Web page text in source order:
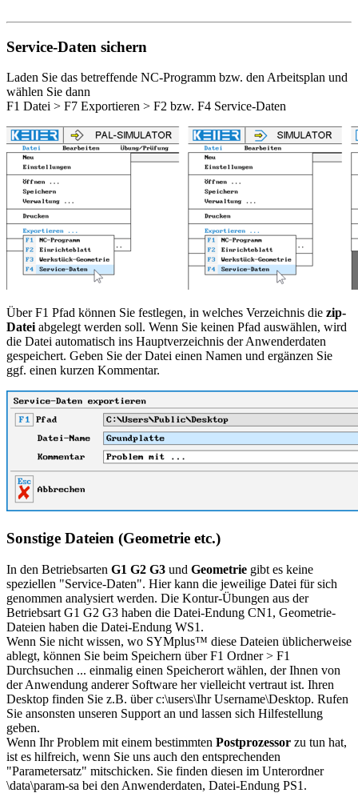
Service-Daten sichern
Laden Sie das betreffende NC-Programm bzw. den Arbeitsplan und
wählen Sie dann
F1 Datei > F7 Exportieren > F2 bzw. F4 Service-Daten
Über F1 Pfad können Sie festlegen, in welches Verzeichnis die zip-
Datei abgelegt werden soll. Wenn Sie keinen Pfad auswählen, wird
die Datei automatisch ins Hauptverzeichnis der Anwenderdaten
gespeichert. Geben Sie der Datei einen Namen und ergänzen Sie
ggf. einen kurzen Kommentar.
Sonstige Dateien (Geometrie etc.)
In den Betriebsarten G1 G2 G3 und Geometrie gibt es keine
speziellen "Service-Daten". Hier kann die jeweilige Datei für sich
genommen analysiert werden. Die Kontur-Übungen aus der
Betriebsart G1 G2 G3 haben die Datei-Endung CN1, Geometrie-
Dateien haben die Datei-Endung WS1.
Wenn Sie nicht wissen, wo SYMplus™ diese Dateien üblicherweise
ablegt, können Sie beim Speichern über F1 Ordner > F1
Durchsuchen ... einmalig einen Speicherort wählen, der Ihnen von
der Anwendung anderer Software her vielleicht vertraut ist. Ihren
Desktop finden Sie z.B. über c:\users\Ihr Username\Desktop. Rufen
Sie ansonsten unseren Support an und lassen sich Hilfestellung
geben.
Wenn Ihr Problem mit einem bestimmten Postprozessor zu tun hat,
ist es hilfreich, wenn Sie uns auch den entsprechenden
"Parametersatz" mitschicken. Sie finden diesen im Unterordner
\data\param-sa bei den Anwenderdaten, Datei-Endung PS1.